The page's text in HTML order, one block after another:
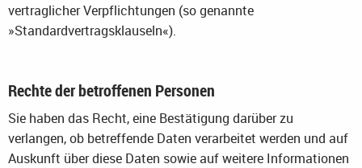
vertraglicher Verpflichtungen (so genannte
»Standardvertragsklauseln«).
Rechte der betroffenen Personen
Sie haben das Recht, eine Bestätigung darüber zu
verlangen, ob betreffende Daten verarbeitet werden und auf
Auskunft über diese Daten sowie auf weitere Informationen